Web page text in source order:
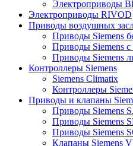
Электроприводы
Электроприводы RIVOD
Приводы воздушных
Приводы Siemens
Приводы Siemens
Приводы Siemens
Контроллеры Siemens
Siemens Climatix
Контроллеры
Приводы и клапаны
Приводы Siemens
Приводы Siemens
Приводы Siemens
Клапаны Siemens